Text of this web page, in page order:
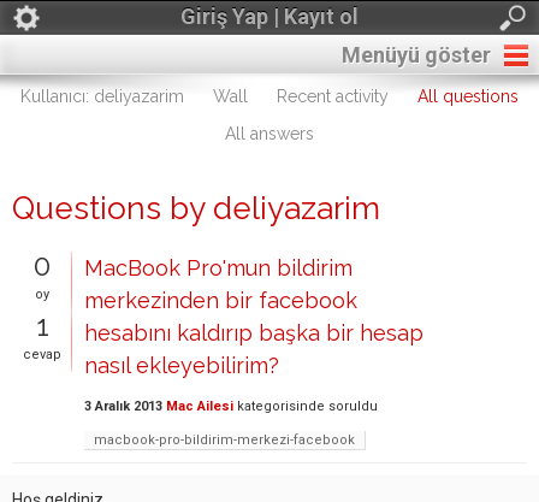
Giriş Yap | Kayıt ol
Menüyü göster
Kullanıcı: deliyazarim Wall Recent activity
All questions
All answers
Questions by deliyazarim
0
oy
1
cevap
MacBook Pro'mun bildirim
merkezinden bir facebook
hesabını kaldırıp başka bir hesap
nasıl ekleyebilirim?
3 Aralık 2013 Mac Ailesi kategorisinde soruldu
macbook-pro-bildirim-merkezi-facebook